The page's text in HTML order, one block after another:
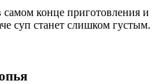
конце приготовления и
суп станет слишком густым.